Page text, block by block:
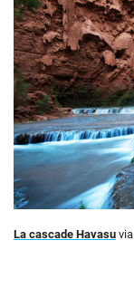
La cascade Havasu via